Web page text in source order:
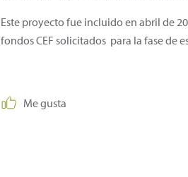
Este proyecto fue incluido en abril de
fondos CEF solicitados para la fase de
Me gusta